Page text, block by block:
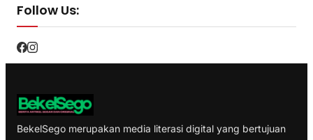
Follow Us:
BekelSego merupakan media literasi digital yang bertujuan